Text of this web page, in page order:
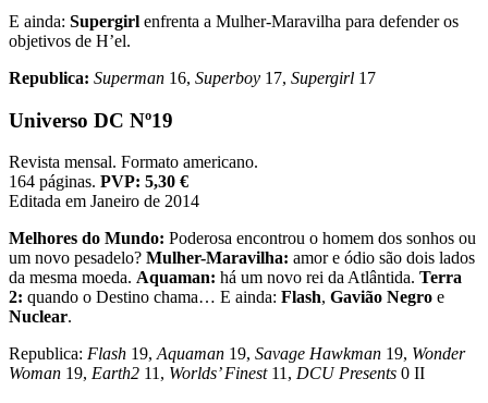
E ainda: Supergirl enfrenta a Mulher-Maravilha para defender os
objetivos de H’el.
Republica: Superman 16, Superboy 17, Supergirl 17
Universo DC Nº19
Revista mensal. Formato americano.
164 páginas. PVP: 5,30 €
Editada em Janeiro de 2014
Melhores do Mundo: Poderosa encontrou o homem dos sonhos ou
um novo pesadelo? Mulher-Maravilha: amor e ódio são dois lados
da mesma moeda. Aquaman: há um novo rei da Atlântida. Terra
2: quando o Destino chama… E ainda: Flash, Gavião Negro e
Nuclear.
Republica: Flash 19,Aquaman 19, Savage Hawkman 19, Wonder
Woman 19, Earth2 11, Worlds’ Finest11, DCU Presents 0 II